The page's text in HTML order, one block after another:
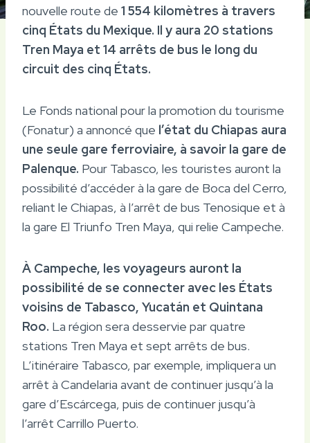
nouvelle route de 1 554 kilomètres à travers
cinq États du Mexique. Il y aura 20 stations
Tren Maya et 14 arrêts de bus le long du
circuit des cinq États.
Le Fonds national pour la promotion du tourisme
(Fonatur) a annoncé que l’état du Chiapas aura
une seule gare ferroviaire, à savoir la gare de
Palenque. Pour Tabasco, les touristes auront la
possibilité d’accéder à la gare de Boca del Cerro,
reliant le Chiapas, à l’arrêt de bus Tenosique et à
la gare El Triunfo Tren Maya, qui relie Campeche.
À Campeche, les voyageurs auront la
possibilité de se connecter avec les États
voisins de Tabasco, Yucatán et Quintana
Roo. La région sera desservie par quatre
stations Tren Maya et sept arrêts de bus.
L’itinéraire Tabasco, par exemple, impliquera un
arrêt à Candelaria avant de continuer jusqu’à la
gare d’Escárcega, puis de continuer jusqu’à
l’arrêt Carrillo Puerto.